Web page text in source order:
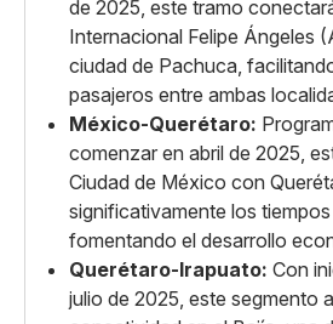
de 2025, este tramo
Internacional Felipe Ángeles
ciudad de Pachuca,
pasajeros entre ambas
México-Querétaro:
comenzar en abril de 2025,
Ciudad de México con
significativamente los
fomentando el desarrollo
Querétaro-Irapuato: Con
julio de 2025, este segmento